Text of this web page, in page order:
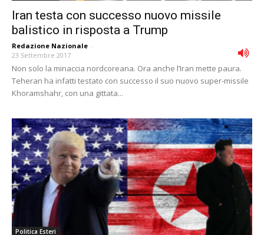
Iran testa con successo nuovo missile
balistico in risposta a Trump
Redazione Nazionale -
23 Settembre 2017
Non solo la minaccia nordcoreana. Ora anche l’Iran mette paura.
Teheran ha infatti testato con successo il suo nuovo super-missile
Khoramshahr, con una gittata...
Politica Esteri